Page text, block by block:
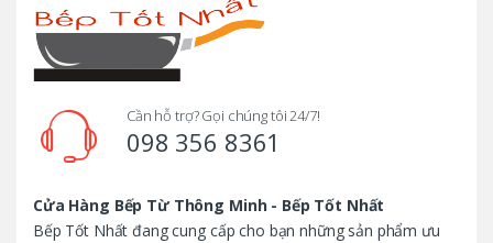
Cần hỗ trợ? Gọi chúng tôi 24/7!
098 356 8361
Cửa Hàng Bếp Từ Thông Minh - Bếp Tốt Nhất
Bếp Tốt Nhất đang cung cấp cho bạn những sản phẩm ưu